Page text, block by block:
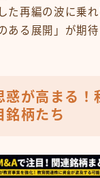
た再編の波に乗
ある展開」が期待
惑が高まる！
銘柄たち